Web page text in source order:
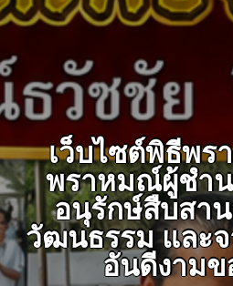
เว็บไซต์พิธีพ
พราหมณ์ผู้ชำ
อนุรักษ์สืบสา
วัฒนธรรม และ
อันดีงามข